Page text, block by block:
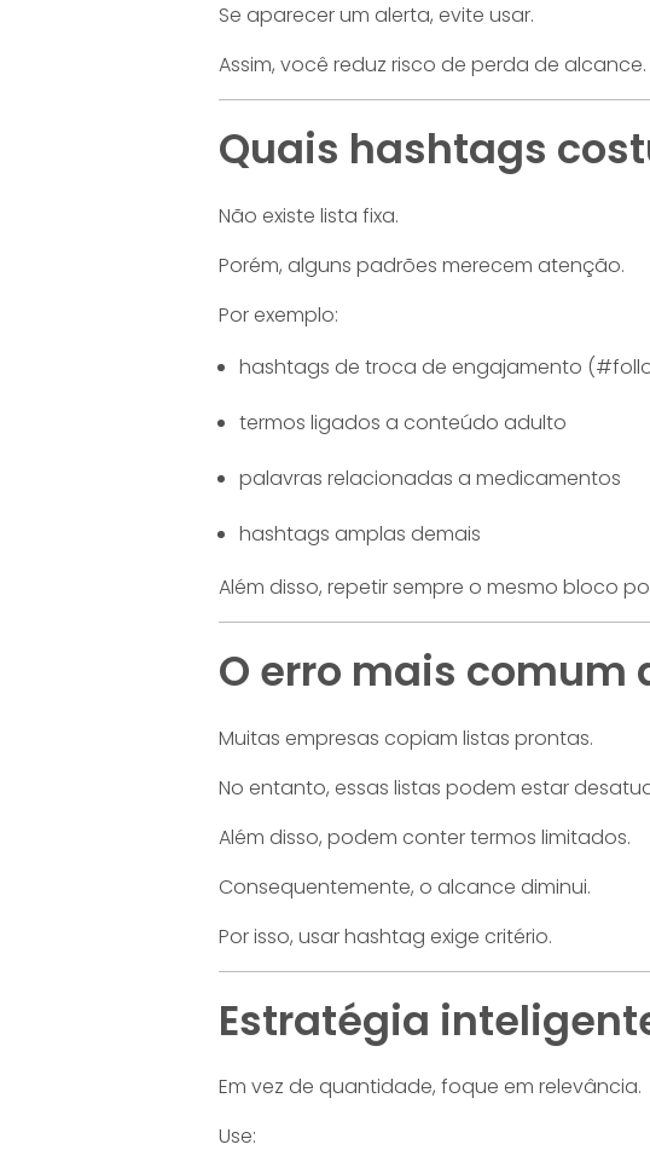
Se aparecer um alerta, evite usar.
Assim, você reduz risco de perda de alcance.
Quais hashtags
Não existe lista fixa.
Porém, alguns padrões merecem atenção.
Por exemplo:
hashtags de troca de engajamento
termos ligados a conteúdo adulto
palavras relacionadas a medicamentos
hashtags amplas demais
Além disso, repetir sempre o mesmo bloco
O erro mais comum
Muitas empresas copiam listas prontas.
No entanto, essas listas podem estar
Além disso, podem conter termos limitados.
Consequentemente, o alcance diminui.
Por isso, usar hashtag exige critério.
Estratégia
Em vez de quantidade, foque em relevância.
Use: